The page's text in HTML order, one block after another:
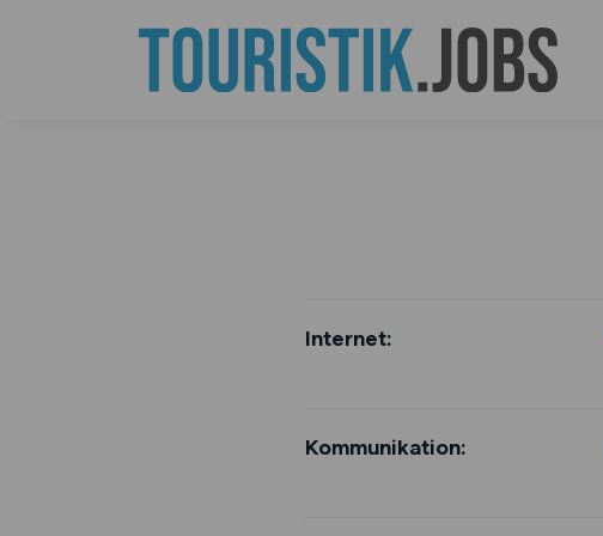
Internet:
Kommunikation: